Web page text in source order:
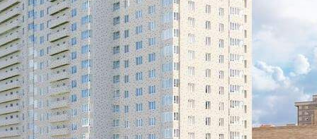
Продажа
97086 - Г. КАЛУГА,
СОЛНЕЧНЫЙ БУЛЬВАР, Д.4